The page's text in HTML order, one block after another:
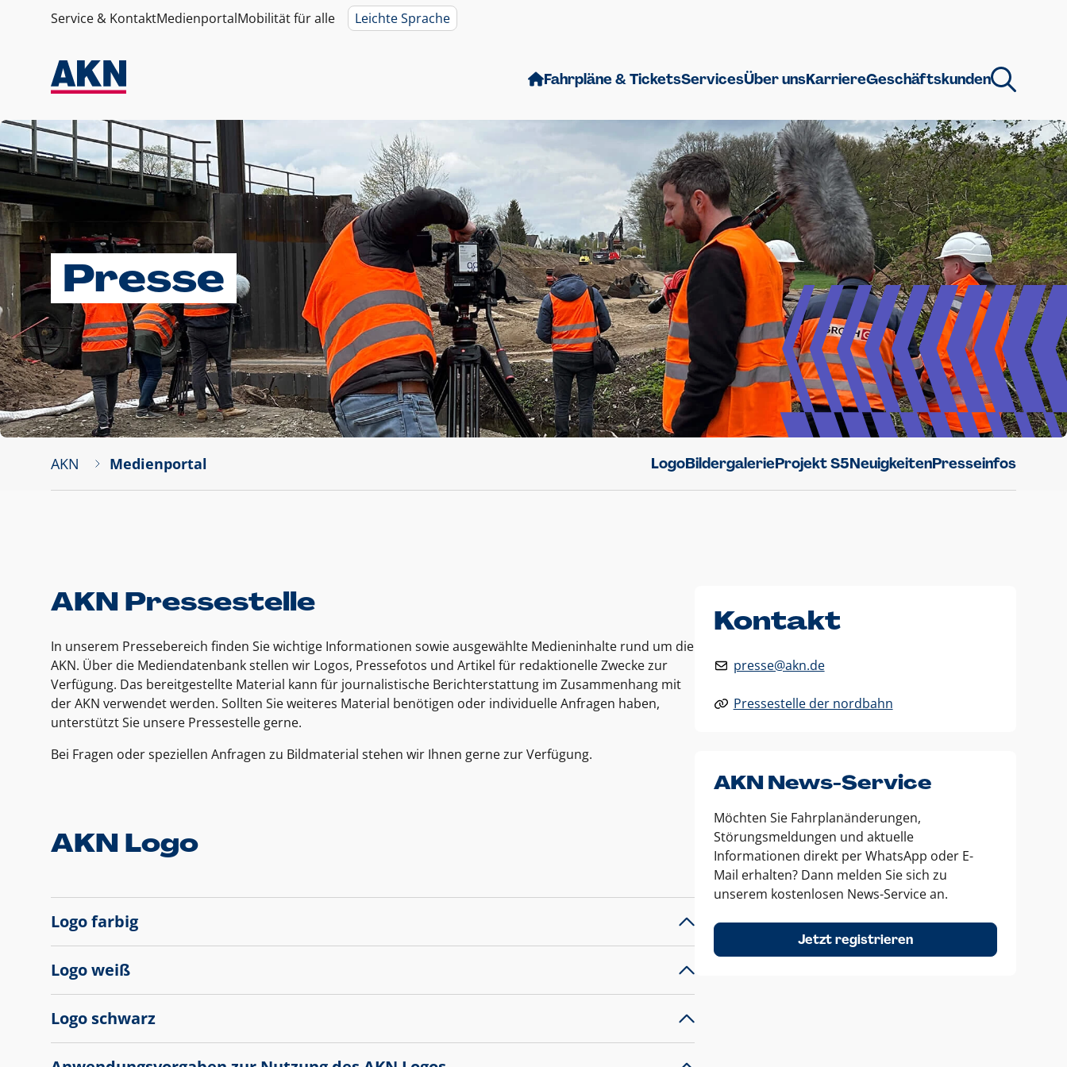
Service & KontaktMedienportalMobilität für alle Leichte Sprache
Fahrpläne & TicketsServicesÜber unsKarriereGeschäftskunden
Presse
AKN Medienportal LogoBildergalerieProjekt S5NeuigkeitenPresseinfos
AKN Pressestelle
In unserem Pressebereich finden Sie wichtige Informationen sowie ausgewählte Medieninhalte rund um die
AKN. Über die Mediendatenbank stellen wir Logos, Pressefotos und Artikel für redaktionelle Zwecke zur
Verfügung. Das bereitgestellte Material kann für journalistische Berichterstattung im Zusammenhang mit
der AKN verwendet werden. Sollten Sie weiteres Material benötigen oder individuelle Anfragen haben,
unterstützt Sie unsere Pressestelle gerne.
Bei Fragen oder speziellen Anfragen zu Bildmaterial stehen wir Ihnen gerne zur Verfügung.
AKN Logo
Logo farbig
Logo weiß
Logo schwarz
Kontakt
presse@akn.de
Pressestelle der nordbahn
AKN News-Service
Möchten Sie Fahrplanänderungen,
Störungsmeldungen und aktuelle
Informationen direkt per WhatsApp oder E-
Mail erhalten? Dann melden Sie sich zu
unserem kostenlosen News-Service an.
Jetzt registrieren